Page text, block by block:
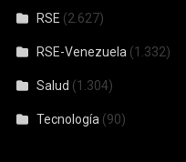
RSE (2.627)
RSE-Venezuela (1.332)
Salud (1.304)
Tecnología (90)